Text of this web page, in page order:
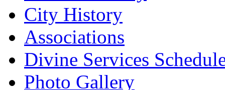
City History
Associations
Divine Services
Photo Gallery